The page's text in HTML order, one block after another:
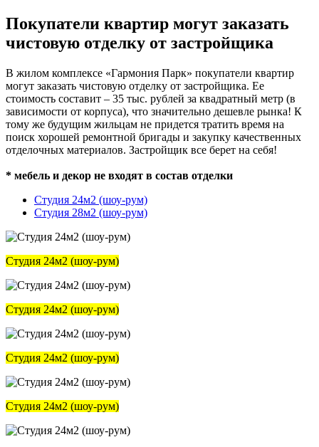
Покупатели квартир могут заказать
чистовую отделку от застройщика
В жилом комплексе «Гармония Парк» покупатели квартир
могут заказать чистовую отделку от застройщика. Ее
стоимость составит – 35 тыс. рублей за квадратный метр (в
зависимости от корпуса), что значительно дешевле рынка! К
тому же будущим жильцам не придется тратить время на
поиск хорошей ремонтной бригады и закупку качественных
отделочных материалов. Застройщик все берет на себя!
* мебель и декор не входят в состав отделки
Студия 24м2 (шоу-рум)
Студия 28м2 (шоу-рум)
Студия 24м2 (шоу-рум)
Студия 24м2 (шоу-рум)
Студия 24м2 (шоу-рум)
Студия 24м2 (шоу-рум)